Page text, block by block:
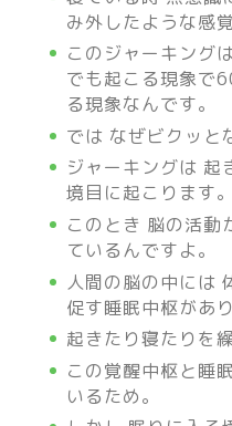
み外したような感
このジャーキング
でも起こる現象で
る現象なんです。
では なぜビクッと
ジャーキングは 起
境目に起こります。
このとき 脳の活動
ているんですよ。
人間の脳の中には
促す睡眠中枢があり
起きたり寝たりを
この覚醒中枢と睡
いるため。